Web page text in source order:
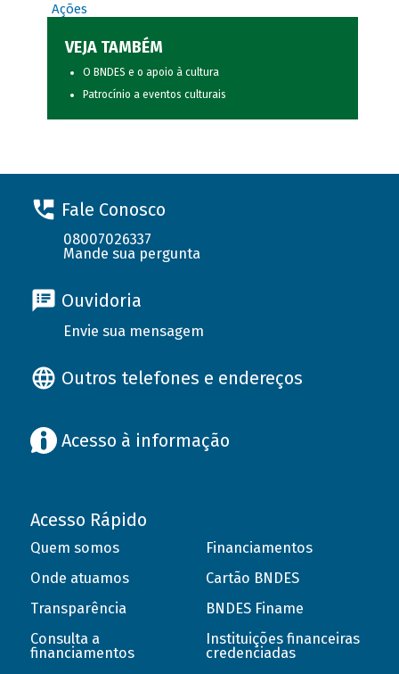
Ações
VEJA TAMBÉM
O BNDES e o apoio à cultura
Patrocínio a eventos culturais
Fale Conosco
08007026337
Mande sua pergunta
Ouvidoria
Envie sua mensagem
Outros telefones e endereços
Acesso à informação
Acesso Rápido
Quem somos
Onde atuamos
Transparência
Consulta a
financiamentos
Financiamentos
Cartão BNDES
BNDES Finame
Instituições financeiras
credenciadas